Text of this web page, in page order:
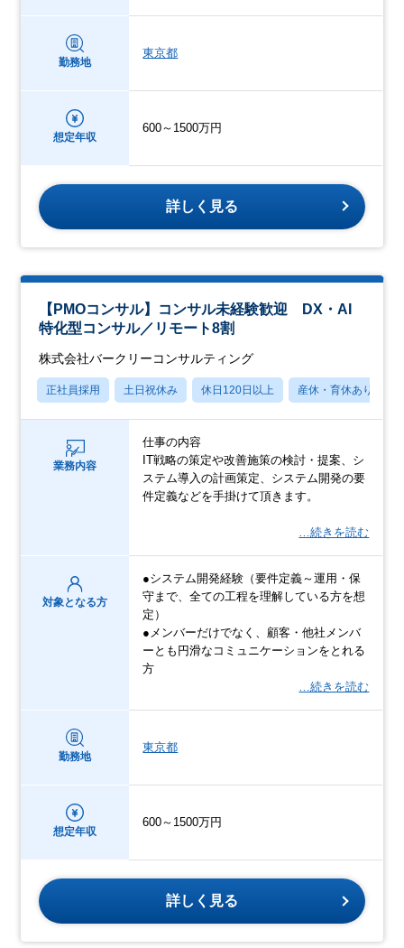
勤務地
東京都
想定年収
600～1500万円
詳しく見る
【PMOコンサル】コンサル未経験歓迎 DX・AI
特化型コンサル／リモート8割
株式会社バークリーコンサルティング
正社員採用 土日祝休み 休日120日以上 産休・育休あり
業務内容
仕事の内容
IT戦略の策定や改善施策の検討・提案、シ
ステム導入の計画策定、システム開発の要
件定義などを手掛けて頂きます。
…続きを読む
対象となる方
●システム開発経験（要件定義～運用・保
守まで、全ての工程を理解している方を想
定）
●メンバーだけでなく、顧客・他社メンバ
ーとも円滑なコミュニケーションをとれる
方
…続きを読む
勤務地
東京都
想定年収
600～1500万円
詳しく見る